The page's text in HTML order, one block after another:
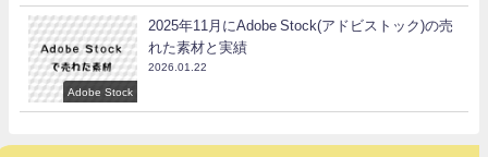
Adobe Stock
2025年11月にAdobe Stock(アドビストック)の売
れた素材と実績
2026.01.22